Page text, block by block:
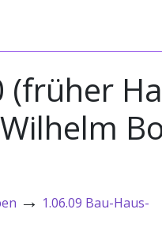
→ 1.06.09 Bau-Haus-